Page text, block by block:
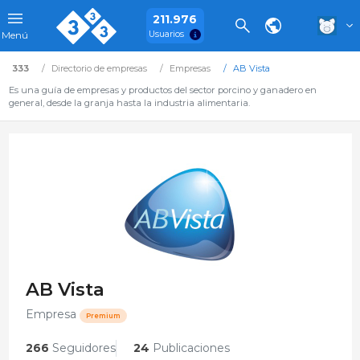
Menú
211.976
Usuarios
333 Directorio de empresas Empresas
AB Vista
Es una guía de empresas y productos del sector porcino y ganadero en
general, desde la granja hasta la industria alimentaria.
AB Vista
Empresa Premium
266 Seguidores 24 Publicaciones